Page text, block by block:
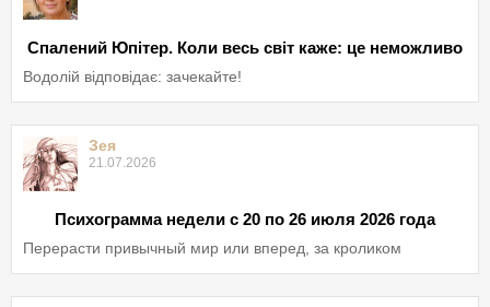
Спалений Юпітер. Коли весь світ каже: це неможливо
Водолій відповідає: зачекайте!
Зея
21.07.2026
Психограмма недели с 20 по 26 июля 2026 года
Перерасти привычный мир или вперед, за кроликом